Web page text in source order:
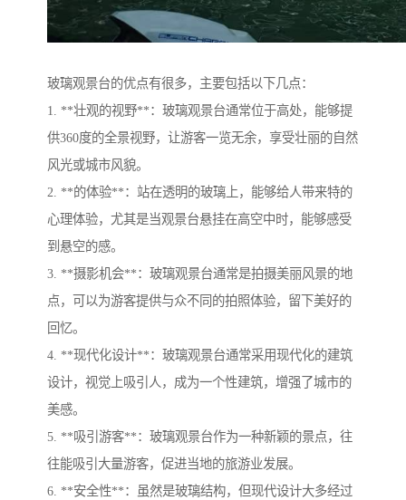
玻璃观景台的优点有很多，主要包括以下几点：
1. **壮观的视野**：玻璃观景台通常位于高处，能够提
供360度的全景视野，让游客一览无余，享受壮丽的自然
风光或城市风貌。
2. **的体验**：站在透明的玻璃上，能够给人带来特的
心理体验，尤其是当观景台悬挂在高空中时，能够感受
到悬空的感。
3. **摄影机会**：玻璃观景台通常是拍摄美丽风景的地
点，可以为游客提供与众不同的拍照体验，留下美好的
回忆。
4. **现代化设计**：玻璃观景台通常采用现代化的建筑
设计，视觉上吸引人，成为一个性建筑，增强了城市的
美感。
5. **吸引游客**：玻璃观景台作为一种新颖的景点，往
往能吸引大量游客，促进当地的旅游业发展。
6. **安全性**：虽然是玻璃结构，但现代设计大多经过